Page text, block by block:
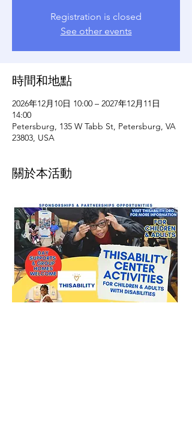
Registration is closed
See other events
時間和地點
2026年12月10日 10:00 – 2027年12月11日
14:00
Petersburg, 135 W Tabb St, Petersburg, VA
23803, USA
關於本活動